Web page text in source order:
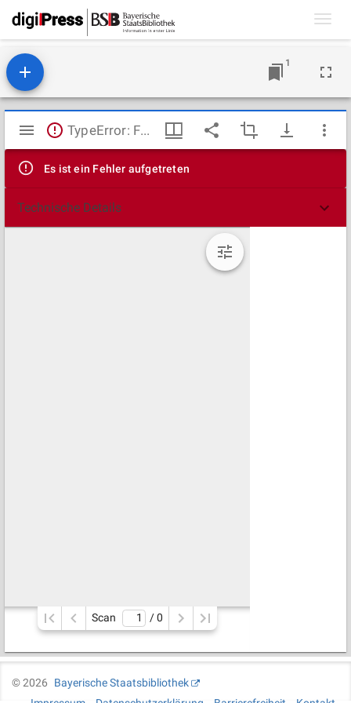
1
Mirador
Viewer
TypeError: Failed to fetch
Es ist ein Fehler aufgetreten
Technische Details
Scan / 0
©2026
Bayerische Staatsbibliothek